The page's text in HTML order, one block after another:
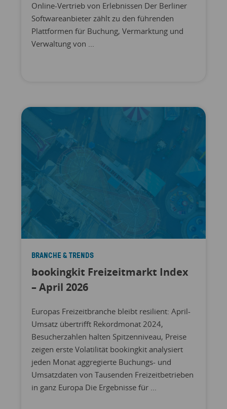
Online-Vertrieb von Erlebnissen Der Berliner
Softwareanbieter zählt zu den führenden
Plattformen für Buchung, Vermarktung und
Verwaltung von ...
BRANCHE & TRENDS
bookingkit Freizeitmarkt Index
– April 2026
Europas Freizeitbranche bleibt resilient: April-
Umsatz übertrifft Rekordmonat 2024,
Besucherzahlen halten Spitzenniveau, Preise
zeigen erste Volatilität bookingkit analysiert
jeden Monat aggregierte Buchungs- und
Umsatzdaten von Tausenden Freizeitbetrieben
in ganz Europa Die Ergebnisse für ...